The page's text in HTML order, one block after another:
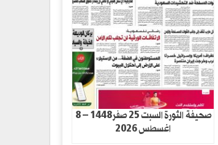
صحيفة الثورة السبت 25 صفر1448 – 8
اغسطس 2026